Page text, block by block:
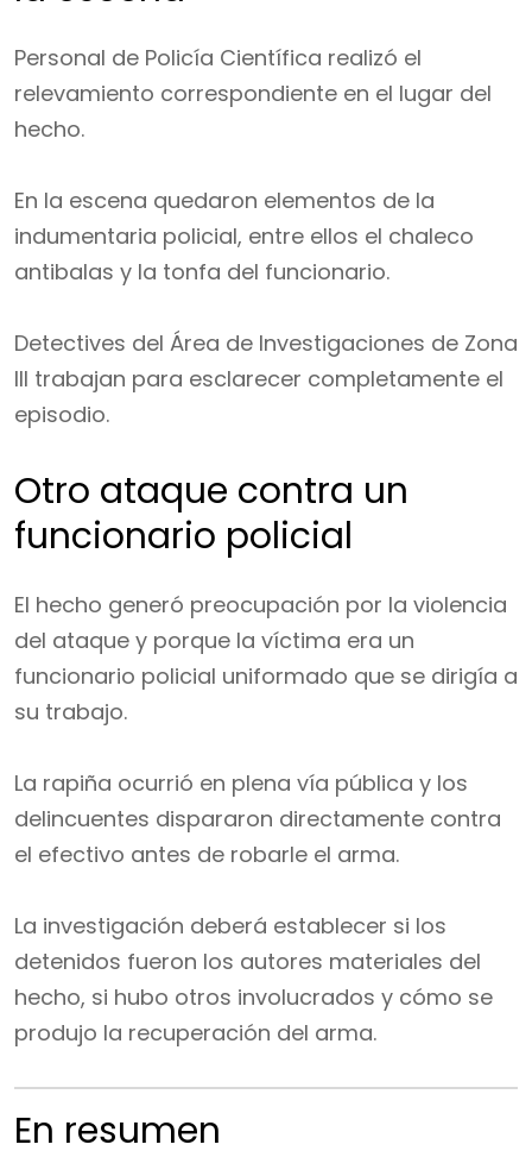
Personal de Policía Científica realizó el
relevamiento correspondiente en el lugar del
hecho.
En la escena quedaron elementos de la
indumentaria policial, entre ellos el chaleco
antibalas y la tonfa del funcionario.
Detectives del Área de Investigaciones de Zona
III trabajan para esclarecer completamente el
episodio.
Otro ataque contra un
funcionario policial
El hecho generó preocupación por la violencia
del ataque y porque la víctima era un
funcionario policial uniformado que se dirigía a
su trabajo.
La rapiña ocurrió en plena vía pública y los
delincuentes dispararon directamente contra
el efectivo antes de robarle el arma.
La investigación deberá establecer si los
detenidos fueron los autores materiales del
hecho, si hubo otros involucrados y cómo se
produjo la recuperación del arma.
En resumen